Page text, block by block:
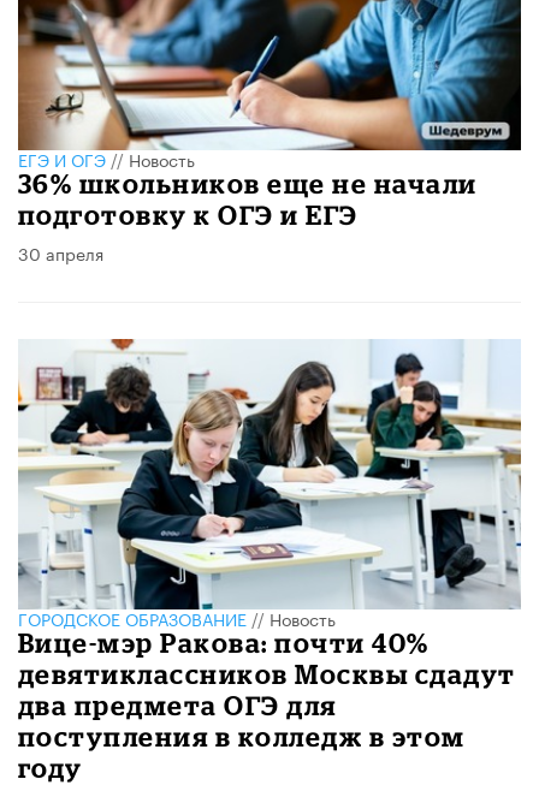
ЕГЭ И ОГЭ//Новость
36% школьников еще не начали
подготовку к ОГЭ и ЕГЭ
30 апреля
ГОРОДСКОЕ ОБРАЗОВАНИЕ//Новость
Вице-мэр Ракова: почти 40%
девятиклассников Москвы сдадут
два предмета ОГЭ для
поступления в колледж в этом
году